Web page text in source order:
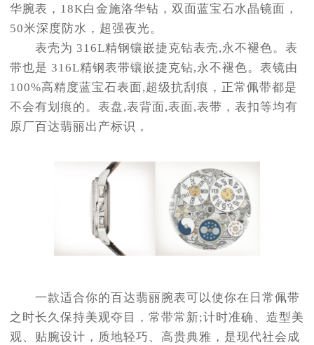
华腕表，18K白金施洛华钻，双面蓝宝石水晶镜面，
50米深度防水，超强夜光。
表壳为 316L精钢镶嵌捷克钻表壳,永不褪色。表
带也是 316L精钢表带镶嵌捷克钻,永不褪色。表镜由
100%高精度蓝宝石表面,超级抗刮痕，正常佩带都是
不会有划痕的。表盘,表背面,表面,表带，表扣等均有
原厂百达翡丽出产标识，
一款适合你的百达翡丽腕表可以使你在日常佩带
之时长久保持美观夺目，常带常新;计时准确、造型美
观、贴腕设计，质地轻巧、高贵典雅，是现代社会成